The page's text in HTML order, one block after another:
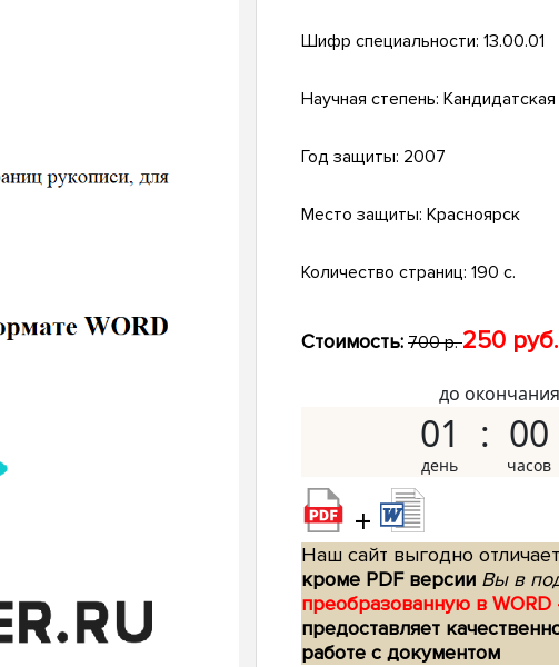
Шифр специальности: 13.00.01
Научная степень: Кандидатская
Год защиты: 2007
Место защиты: Красноярск
Количество страниц: 190 с.
Стоимость: 700 р.250 руб.
до
01 00
+
Наш сайт выгодно
кроме PDF версии Вы в
преобразованную в WORD
предоставляет
работе с документом